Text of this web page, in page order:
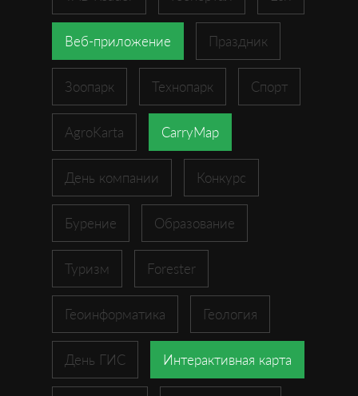
Веб-приложение Праздник
Зоопарк Технопарк Спорт
AgroKarta CarryMap
День компании Конкурс
Бурение Образование
Туризм Forester
Геоинформатика Геология
День ГИС Интерактивная карта